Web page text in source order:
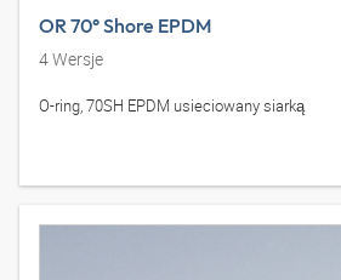
OR 70° Shore EPDM
4Wersje
O-ring, 70SH EPDM usieciowany siarką